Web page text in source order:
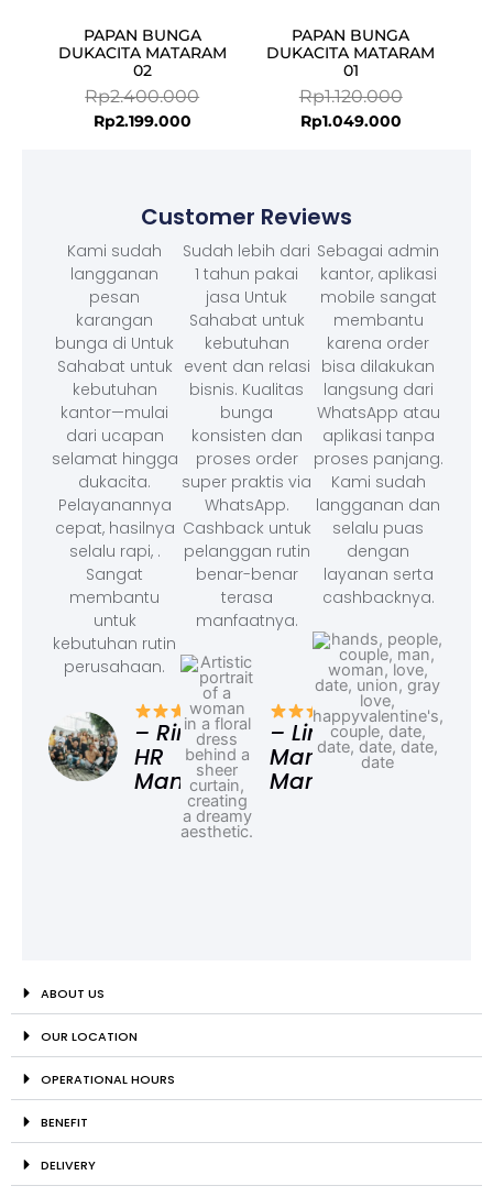
PAPAN BUNGA
DUKACITA MATARAM
02
Rp2.400.000
Rp2.199.000
PAPAN BUNGA
DUKACITA MATARAM
01
Rp1.120.000
Rp1.049.000
Customer Reviews
Kami sudah
langganan
pesan
karangan
bunga di Untuk
Sahabat untuk
kebutuhan
kantor—mulai
dari ucapan
selamat hingga
dukacita.
Pelayanannya
cepat, hasilnya
selalu rapi, .
Sangat
membantu
untuk
kebutuhan rutin
perusahaan.
– Rina,
HR
Manager
Sudah lebih dari
1 tahun pakai
jasa Untuk
Sahabat untuk
kebutuhan
event dan relasi
bisnis. Kualitas
bunga
konsisten dan
proses order
super praktis via
WhatsApp.
Cashback untuk
pelanggan rutin
benar-benar
terasa
manfaatnya.
– Linda,
Marketing
Manager
Sebagai admin
kantor, aplikasi
mobile sangat
membantu
karena order
bisa dilakukan
langsung dari
WhatsApp atau
aplikasi tanpa
proses panjang.
Kami sudah
langganan dan
selalu puas
dengan
layanan serta
cashbacknya.
ABOUT US
OUR LOCATION
OPERATIONAL HOURS
BENEFIT
DELIVERY